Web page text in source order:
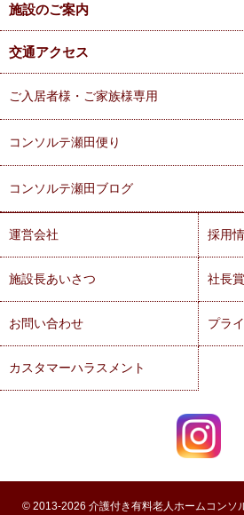
施設のご案内
交通アクセス
ご入居者様・ご家族様専用
コンソルテ瀬田便り
コンソルテ瀬田ブログ
運営会社 採用
施設長あいさつ 社長賞
お問い合わせ プラ
カスタマーハラスメント
© 2013-2026 介護付き有料老人ホームコンソ